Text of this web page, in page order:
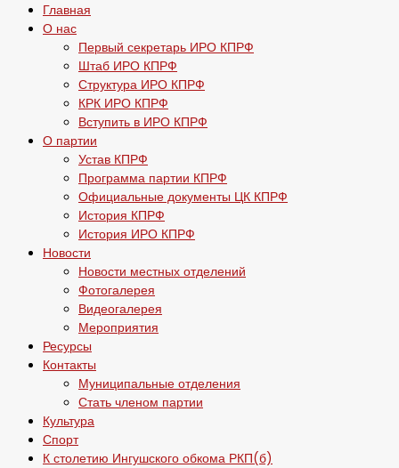
Главная
О нас
Первый секретарь ИРО КПРФ
Штаб ИРО КПРФ
Структура ИРО КПРФ
КРК ИРО КПРФ
Вступить в ИРО КПРФ
О партии
Устав КПРФ
Программа партии КПРФ
Официальные документы ЦК КПРФ
История КПРФ
История ИРО КПРФ
Новости
Новости местных отделений
Фотогалерея
Видеогалерея
Мероприятия
Ресурсы
Контакты
Муниципальные отделения
Стать членом партии
Культура
Спорт
К столетию Ингушского обкома РКП(б)